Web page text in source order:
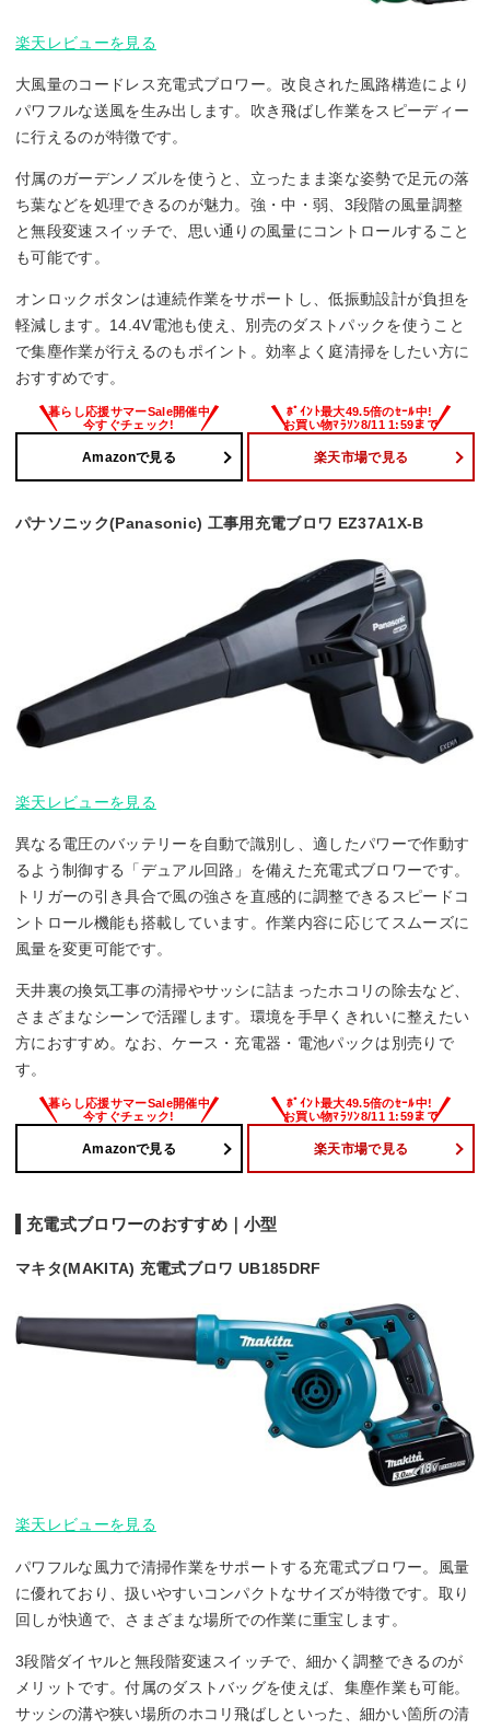
楽天レビューを見る
大風量のコードレス充電式ブロワー。改良された風路構造により
パワフルな送風を生み出します。吹き飛ばし作業をスピーディー
に行えるのが特徴です。
付属のガーデンノズルを使うと、立ったまま楽な姿勢で足元の落
ち葉などを処理できるのが魅力。強・中・弱、3段階の風量調整
と無段変速スイッチで、思い通りの風量にコントロールすること
も可能です。
オンロックボタンは連続作業をサポートし、低振動設計が負担を
軽減します。14.4V電池も使え、別売のダストパックを使うこと
で集塵作業が行えるのもポイント。効率よく庭清掃をしたい方に
おすすめです。
Amazonで見る 楽天市場で見る
パナソニック(Panasonic) 工事用充電ブロワ EZ37A1X-B
楽天レビューを見る
異なる電圧のバッテリーを自動で識別し、適したパワーで作動す
るよう制御する「デュアル回路」を備えた充電式ブロワーです。
トリガーの引き具合で風の強さを直感的に調整できるスピードコ
ントロール機能も搭載しています。作業内容に応じてスムーズに
風量を変更可能です。
天井裏の換気工事の清掃やサッシに詰まったホコリの除去など、
さまざまなシーンで活躍します。環境を手早くきれいに整えたい
方におすすめ。なお、ケース・充電器・電池パックは別売りで
す。
Amazonで見る 楽天市場で見る
充電式ブロワーのおすすめ｜小型
マキタ(MAKITA) 充電式ブロワ UB185DRF
楽天レビューを見る
パワフルな風力で清掃作業をサポートする充電式ブロワー。風量
に優れており、扱いやすいコンパクトなサイズが特徴です。取り
回しが快適で、さまざまな場所での作業に重宝します。
3段階ダイヤルと無段階変速スイッチで、細かく調整できるのが
メリットです。付属のダストバッグを使えば、集塵作業も可能。
サッシの溝や狭い場所のホコリ飛ばしといった、細かい箇所の清